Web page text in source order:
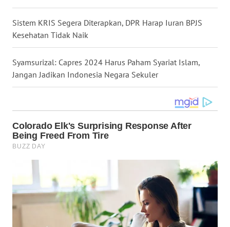
Sistem KRIS Segera Diterapkan, DPR Harap Iuran BPJS
Kesehatan Tidak Naik
Syamsurizal: Capres 2024 Harus Paham Syariat Islam,
Jangan Jadikan Indonesia Negara Sekuler
NUSANTARA
WN
JOGJA
WN
WN
BALI
WN